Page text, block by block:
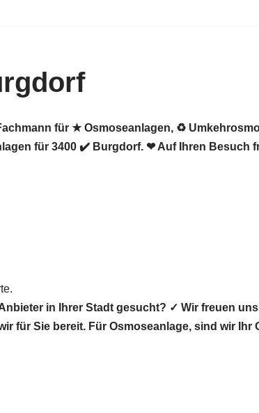
für ★ Osmoseanlagen, ♻
für 3400 ✔️ Burgdorf. ❤ Auf Ihren Besuch
Anbieter in Ihrer Stadt gesucht? ✓ Wir freuen
für Sie bereit. Für Osmoseanlage, sind wir